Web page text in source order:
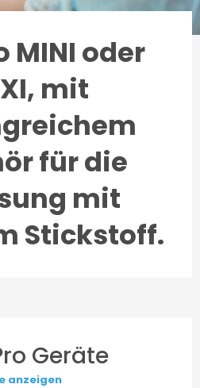
MINI oder
mit
für die
mit
Stickstoff.
Geräte
anzeigen